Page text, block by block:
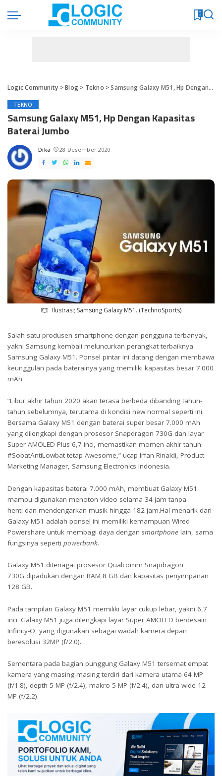
0
Logic Community >Blog> Tekno >Samsung Galaxy M51, Hp Dengan Kapasitas Baterai Jumbo
TEKNO
Samsung Galaxy M51, Hp Dengan Kapasitas
Baterai Jumbo
Posted
by
Dika 28 Desember 2020
Ilustrasi; Samsung Galaxy M51. (TechnoSports)
Salah satu produsen smartphone dengan pengguna terbanyak,
yakni Samsung kembali meluncurkan perangkat terbaiknya
Samsung Galaxy M51. Ponsel pintar ini datang dengan membawa
keunggulan pada baterainya yang memiliki kapasitas besar 7.000
mAh.
“Libur akhir tahun 2020 akan terasa berbeda dibanding tahun-
tahun sebelumnya, terutama di kondisi new normal seperti ini.
Bersama Galaxy M51 dengan baterai super besar 7.000 mAh
yang dilengkapi dengan prosesor Snapdragon 730G dan layar
Super AMOLED Plus 6,7 inci, memastikan momen akhir tahun
#SobatAntiLowbat tetap Awesome,” ucap Irfan Rinaldi, Product
Marketing Manager, Samsung Electronics Indonesia.
Dengan kapasitas baterai 7.000 mAh, membuat Galaxy M51
mampu digunakan menoton video selama 34 jam tanpa
henti dan mendengarkan musik hingga 182 jam.Hal menarik dari
Galaxy M51 adalah ponsel ini memiliki kemampuan Wired
Powershare untuk membagi daya dengan smartphone lain, sama
fungsinya seperti powerbank.
Galaxy M51 ditenagai prosesor Qualcomm Snapdragon
730G dipadukan dengan RAM 8 GB dan kapasitas penyimpanan
128 GB.
Pada tampilan Galaxy M51 memiliki layar cukup lebar, yakni 6,7
inci. Galaxy M51 juga dilengkapi layar Super AMOLED berdesain
Infinity-O, yang digunakan sebagai wadah kamera depan
beresolusi 32MP (f/2.0).
Sementara pada bagian punggung Galaxy M51 tersemat empat
kamera yang masing-masing terdiri dari kamera utama 64 MP
(f/1.8), depth 5 MP (f/2.4), makro 5 MP (f/2.4), dan ultra wide 12
MP (f/2.2).